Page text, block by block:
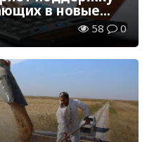
в новые
58 0